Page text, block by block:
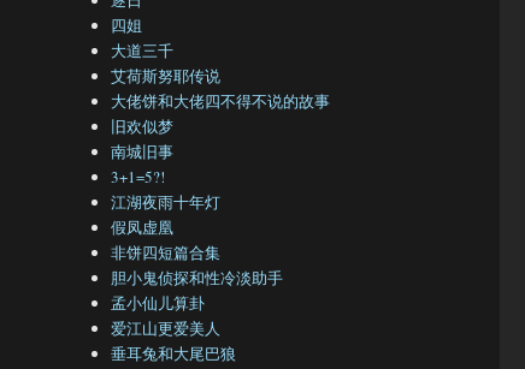
四姐
大道三千
艾荷斯努耶传说
大佬饼和大佬四不得不说的故事
旧欢似梦
南城旧事
3+1=5?!
江湖夜雨十年灯
假凤虚凰
非饼四短篇合集
胆小鬼侦探和性冷淡助手
孟小仙儿算卦
爱江山更爱美人
垂耳兔和大尾巴狼